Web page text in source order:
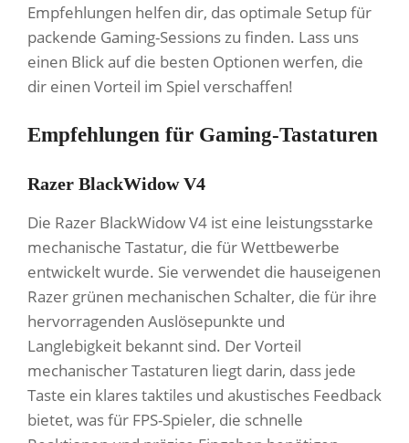
Empfehlungen helfen dir, das optimale Setup für
packende Gaming-Sessions zu finden. Lass uns
einen Blick auf die besten Optionen werfen, die
dir einen Vorteil im Spiel verschaffen!
Empfehlungen für Gaming-Tastaturen
Razer BlackWidow V4
Die Razer BlackWidow V4 ist eine leistungsstarke
mechanische Tastatur, die für Wettbewerbe
entwickelt wurde. Sie verwendet die hauseigenen
Razer grünen mechanischen Schalter, die für ihre
hervorragenden Auslösepunkte und
Langlebigkeit bekannt sind. Der Vorteil
mechanischer Tastaturen liegt darin, dass jede
Taste ein klares taktiles und akustisches Feedback
bietet, was für FPS-Spieler, die schnelle